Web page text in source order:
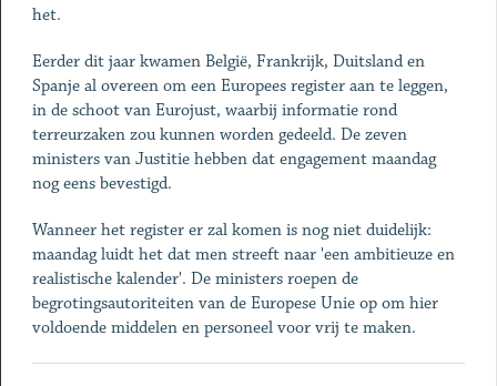
het.
Eerder dit jaar kwamen België, Frankrijk, Duitsland en
Spanje al overeen om een Europees register aan te leggen,
in de schoot van Eurojust, waarbij informatie rond
terreurzaken zou kunnen worden gedeeld. De zeven
ministers van Justitie hebben dat engagement maandag
nog eens bevestigd.
Wanneer het register er zal komen is nog niet duidelijk:
maandag luidt het dat men streeft naar 'een ambitieuze en
realistische kalender'. De ministers roepen de
begrotingsautoriteiten van de Europese Unie op om hier
voldoende middelen en personeel voor vrij te maken.